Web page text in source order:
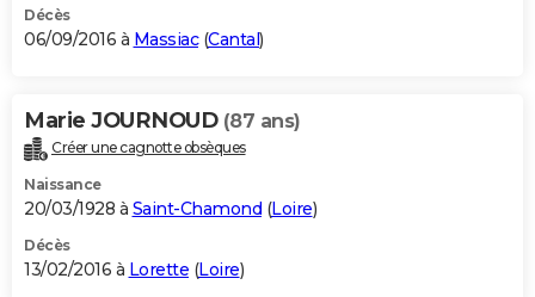
Décès
06/09/2016 à Massiac(Cantal)
Marie JOURNOUD (87 ans)
Créer une cagnotte obsèques
Naissance
20/03/1928 à Saint-Chamond (Loire)
Décès
13/02/2016 à Lorette (Loire)